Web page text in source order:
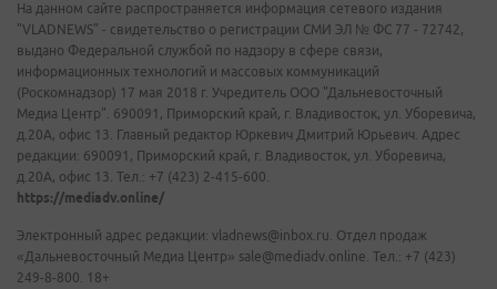
На данном сайте распространяется информация сетевого издания
"VLADNEWS" - свидетельство о регистрации СМИ ЭЛ № ФС 77 - 72742,
выдано Федеральной службой по надзору в сфере связи,
информационных технологий и массовых коммуникаций
(Роскомнадзор) 17 мая 2018 г. Учредитель ООО "Дальневосточный
Медиа Центр". 690091, Приморский край, г. Владивосток, ул. Уборевича,
д.20А, офис 13. Главный редактор Юркевич Дмитрий Юрьевич. Адрес
редакции: 690091, Приморский край, г. Владивосток, ул. Уборевича,
д.20А, офис 13. Тел.: +7 (423) 2-415-600.
https://mediadv.online/
Электронный адрес редакции: vladnews@inbox.ru. Отдел продаж
«Дальневосточный Медиа Центр» sale@mediadv.online. Тел.: +7 (423)
249-8-800. 18+